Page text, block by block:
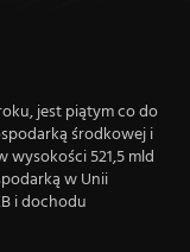
jest piątym co do
środkowej i
wysokości 521,5 mld
w Unii
i dochodu